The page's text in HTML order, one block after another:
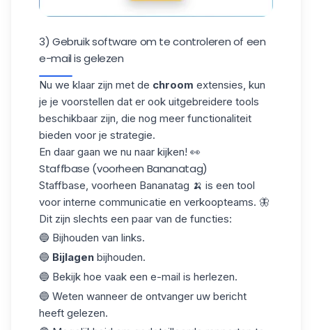
3) Gebruik software om te controleren of een
e-mail is gelezen
Nu we klaar zijn met de chroom extensies, kun
je je voorstellen dat er ook uitgebreidere tools
beschikbaar zijn, die nog meer functionaliteit
bieden voor je strategie.
En daar gaan we nu naar kijken! 👀
Staffbase (voorheen Bananatag)
Staffbase , voorheen Bananatag 🍌 is een tool
voor interne communicatie en verkoopteams. 🦋
Dit zijn slechts een paar van de functies:
🔵 Bijhouden van links.
🔵 Bijlagen bijhouden.
🔵 Bekijk hoe vaak een e-mail is herlezen.
🔵 Weten wanneer de ontvanger uw bericht
heeft gelezen.